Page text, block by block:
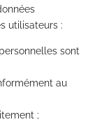
utilisateurs :
sont
au
;